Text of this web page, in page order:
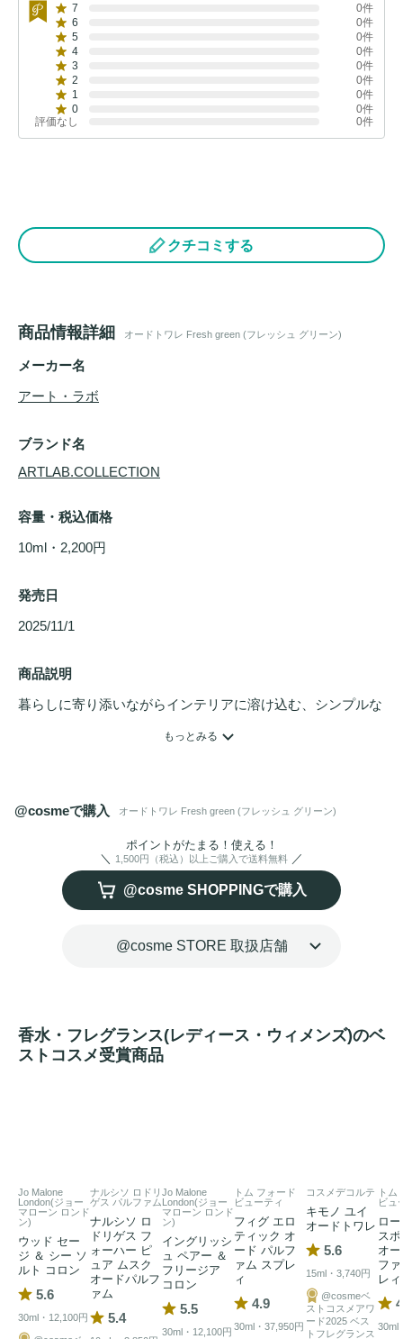
7
0件
6
0件
5
0件
4
0件
3
0件
2
0件
1
0件
0
0件
評価なし
0件
クチコミする
商品情報詳細 オードトワレ Fresh green (フレッシュ グリーン)
メーカー名
アート・ラボ
ブランド名
ARTLAB.COLLECTION
容量・税込価格
10ml・2,200円
発売日
2025/11/1
商品説明
暮らしに寄り添いながらインテリアに溶け込む、シンプルな
優しく包み込むフルーティーグリーンの香り
T：グレープフルーツ、アップル、ストロベリー、オレン
ジ、パイナップル
M：ライチ、ローズ、オスマンサス
B：アンバー、ムスク
もっとみる
@cosmeで購入 オードトワレ Fresh green (フレッシュ グリーン)
ポイントがたまる！使える！
1,500円（税込）以上ご購入で送料無料
@cosme SHOPPINGで購入
@cosme STORE 取扱店舗
香水・フレグランス(レディース・ウィメンズ)のベ
ストコスメ受賞商品
Jo Malone
London(ジョー
マローン ロンド
ン)
ウッド セー
ジ ＆ シー ソ
ルト コロン
5.6
30ml・12,100円
ナルシソ ロドリ
ゲス パルファム
ナルシソ ロ
ドリゲス フ
ォーハー ピ
ュア ムスク
オードパルフ
ァム
5.4
Jo Malone
London(ジョー
マローン ロンド
ン)
イングリッシ
ュ ペアー ＆
フリージア
コロン
5.5
30ml・12,100円
トム フォード
ビューティ
フィグ エロ
ティック オ
ード パルフ
ァム スプレ
ィ
4.9
30ml・37,950円
コスメデコルテ
キモノ ユイ
オードトワレ
5.6
15ml・3,740円
@cosmeベ
ストコスメアワ
ード2025 ベス
トフレグランス
トム
ビュ
ロ
ス
オ
フ
レィ
30ml